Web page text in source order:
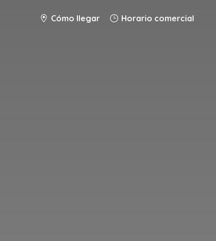
Cómo llegar Horario comercial